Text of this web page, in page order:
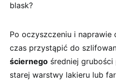
blask?
Po oczyszczeniu i naprawie
czas ​przystąpić do
ściernego średniej
starej warstwy lakieru lub